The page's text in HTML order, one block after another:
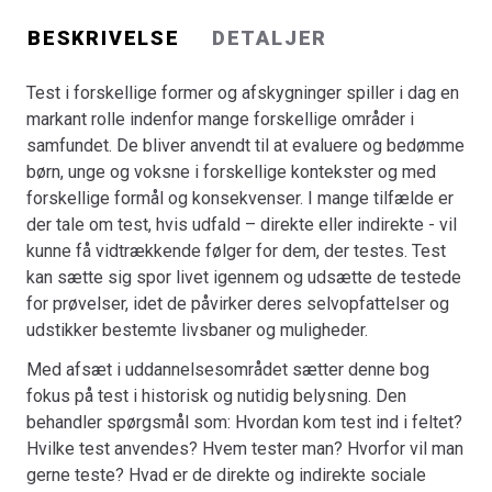
mere generel og almen forståelse af test som
grundlag for at forstå og forklare særegenheder ved test
i de forskellige anvendelsesfelter. På tværs af
kontekster og felter bidrager test til at afdække hvem og
hvad, der udgør det normale, afvigende og særligt
talentfulde. Dette sætter bogen fokus på og behandler i
en overordnet social og historisk ramme.
Bogen er en del af tilbuddetKøb 3 Bøger - Betal For 2
BESKRIVELSE DETALJER
Test i forskellige former og afskygninger spiller i dag en
markant rolle indenfor mange forskellige områder i
samfundet. De bliver anvendt til at evaluere og bedømme
børn, unge og voksne i forskellige kontekster og med
forskellige formål og konsekvenser. I mange tilfælde er
der tale om test, hvis udfald – direkte eller indirekte - vil
kunne få vidtrækkende følger for dem, der testes. Test
kan sætte sig spor livet igennem og udsætte de testede
for prøvelser, idet de påvirker deres selvopfattelser og
udstikker bestemte livsbaner og muligheder.
Med afsæt i uddannelsesområdet sætter denne bog
fokus på test i historisk og nutidig belysning. Den
behandler spørgsmål som: Hvordan kom test ind i feltet?
Hvilke test anvendes? Hvem tester man? Hvorfor vil man
gerne teste? Hvad er de direkte og indirekte sociale